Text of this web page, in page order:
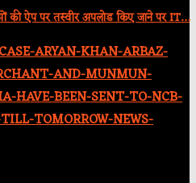
की ऐप पर तस्वीर अपलोड किए जाने पर IT…